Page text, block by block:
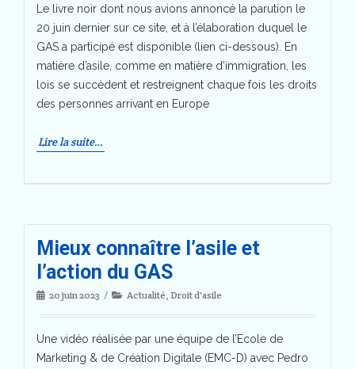
Le livre noir dont nous avions annoncé la parution le
20 juin dernier sur ce site, et à l’élaboration duquel le
GAS a participé est disponible (lien ci-dessous). En
matière d’asile, comme en matière d’immigration, les
lois se succèdent et restreignent chaque fois les droits
des personnes arrivant en Europe
Lire la suite…
Mieux connaître l’asile et
l’action du GAS
20 juin 2023 Actualité Droit d'asile
Une vidéo réalisée par une équipe de l’Ecole de
Marketing & de Création Digitale (EMC-D) avec Pedro